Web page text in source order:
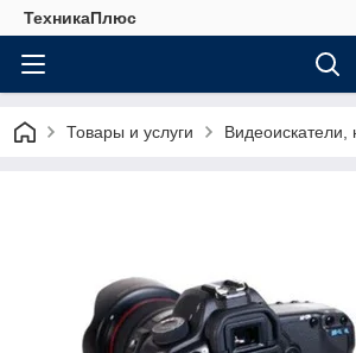
ТехникаПлюс
Товары и услуги